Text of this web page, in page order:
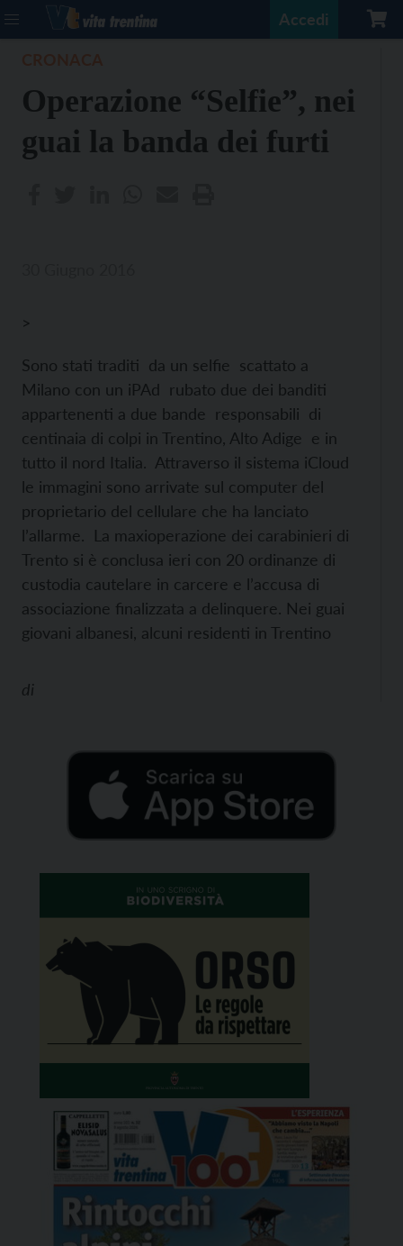
Accedi
Operazione “Selfie”, nei
guai la banda dei furti
>
Sono stati traditi da un selfie scattato a
Milano con un iPAd rubato due dei banditi
appartenenti a due bande responsabili di
centinaia di colpi in Trentino, Alto Adige e in
tutto il nord Italia. Attraverso il sistema iCloud
le immagini sono arrivate sul computer del
proprietario del cellulare che ha lanciato
l’allarme. La maxioperazione dei carabinieri di
Trento si è conclusa ieri con 20 ordinanze di
custodia cautelare in carcere e l’accusa di
associazione finalizzata a delinquere. Nei guai
giovani albanesi, alcuni residenti in Trentino
di